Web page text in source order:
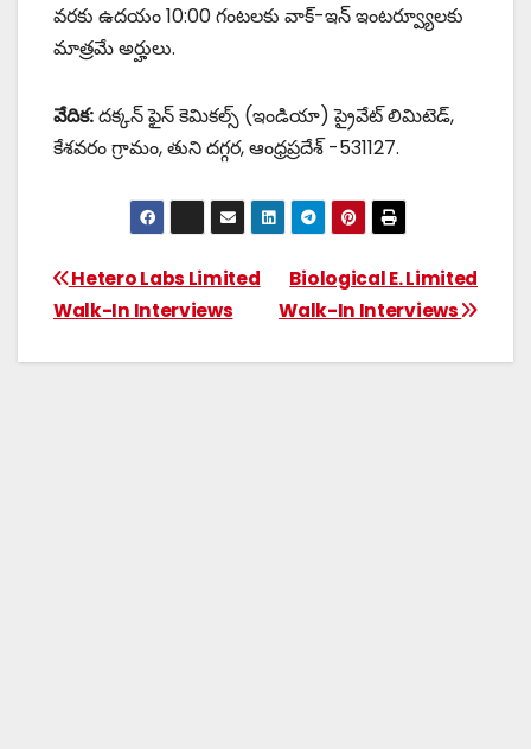
వరకు ఉదయం 10:00 గంటలకు వాక్-ఇన్ ఇంటర్వ్యూలకు
మాత్రమే అర్హులు.
వేదిక:దక్కన్ ఫైన్ కెమికల్స్ (ఇండియా) ప్రైవేట్ లిమిటెడ్,
కేశవరం గ్రామం, తుని దగ్గర, ఆంధ్రప్రదేశ్ -531127.
Biological E. Limited
Walk-In Interviews
Hetero Labs Limited
Walk-In Interviews